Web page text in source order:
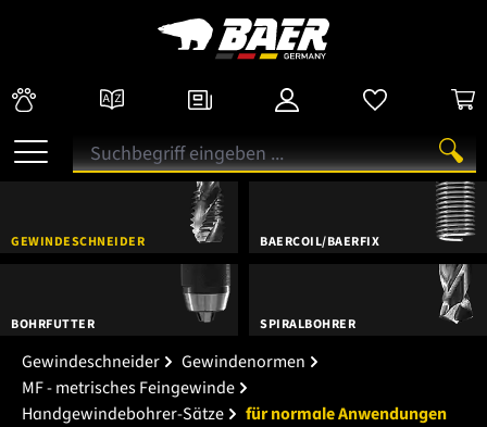
GEWINDESCHNEIDER BAERCOIL/BAERFIX
BOHRFUTTER SPIRALBOHRER
Gewindeschneider
Gewindenormen
MF - metrisches Feingewinde
Handgewindebohrer-Sätze
für normale Anwendungen